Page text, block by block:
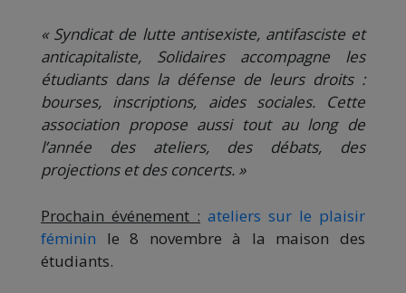
« Syndicat de lutte antisexiste, antifasciste et
anticapitaliste, Solidaires accompagne les
étudiants dans la défense de leurs droits :
bourses, inscriptions, aides sociales. Cette
association propose aussi tout au long de
l’année des ateliers, des débats, des
projections et des concerts. »
Prochain événement : ateliers sur le plaisir
féminin le 8 novembre à la maison des
étudiants.